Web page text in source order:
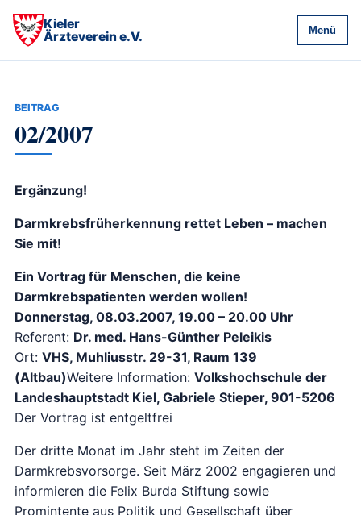
Kieler
Ärzteverein e.V.
Menü
BEITRAG
02/2007
Ergänzung!
Darmkrebsfrüherkennung rettet Leben – machen
Sie mit!
Ein Vortrag für Menschen, die keine
Darmkrebspatienten werden wollen!
Donnerstag, 08.03.2007, 19.00 – 20.00 Uhr
Referent: Dr. med. Hans-Günther Peleikis
Ort: VHS, Muhliusstr. 29-31, Raum 139
(Altbau)Weitere Information: Volkshochschule der
Landeshauptstadt Kiel, Gabriele Stieper, 901-5206
Der Vortrag ist entgeltfrei
Der dritte Monat im Jahr steht im Zeiten der
Darmkrebsvorsorge. Seit März 2002 engagieren und
informieren die Felix Burda Stiftung sowie
Promintente aus Politik und Gesellschaft über